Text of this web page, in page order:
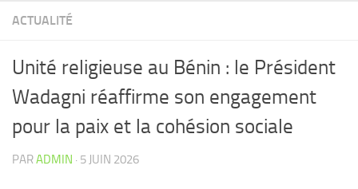
ACTUALITÉ
Unité religieuse au Bénin : le Président
Wadagni réaffirme son engagement
pour la paix et la cohésion sociale
PARADMIN · 5 JUIN 2026